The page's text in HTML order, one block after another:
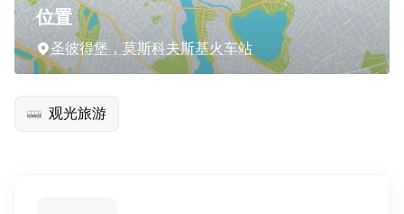
位置
圣彼得堡，莫斯科夫斯基火车站
观光旅游